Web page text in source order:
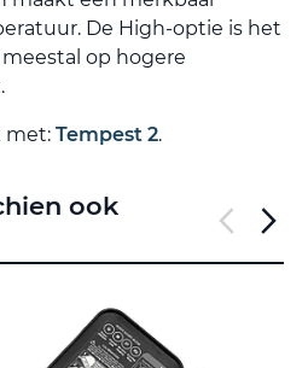
De High-optie is het
op hogere
met: Tempest 2.
ook